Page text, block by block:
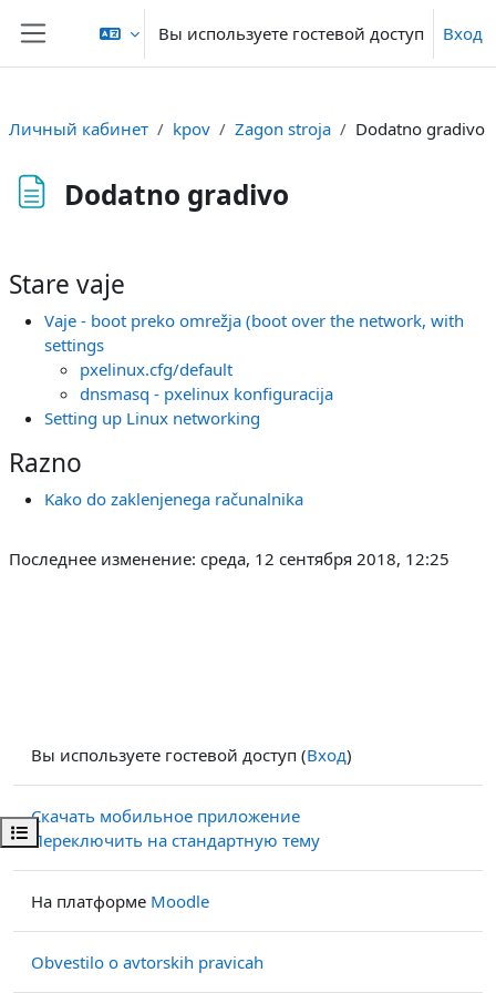
Перейти к основному содержанию
Боковая панель
Вы используете гостевой доступ Вход
Открыть оглавление курса
Личный кабинет kpov Zagon stroja Dodatno gradivo
Dodatno gradivo
Stare vaje
Vaje - boot preko omrežja (boot over the network, with
settings
pxelinux.cfg/default
dnsmasq - pxelinux konfiguracija
Setting up Linux networking
Razno
Kako do zaklenjenega računalnika
Последнее изменение: среда, 12 сентября 2018, 12:25
Вы используете гостевой доступ (Вход)
Скачать мобильное приложение
Переключить на стандартную тему
На платформе Moodle
Obvestilo o avtorskih pravicah